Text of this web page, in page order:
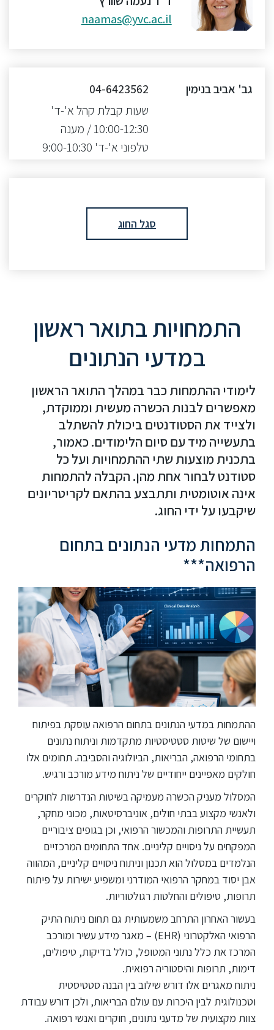
naamas@yvc.ac.il
גב' אביב בנימין
04-6423562
שעות קבלת קהל א'-ד'
10:00-12:30 / מענה
טלפוני א'-ד' 9:00-10:30
סגל החוג
התמחויות בתואר ראשון
במדעי הנתונים
לימודי ההתמחות כבר במהלך התואר הראשון
מאפשרים לבנות הכשרה מעשית וממוקדת,
ולצייד את הסטודנטים ביכולת להשתלב
בתעשייה מיד עם סיום הלימודים. כאמור,
בתכנית מוצעות שתי ההתמחויות ועל כל
סטודנט לבחור אחת מהן. הקבלה להתמחות
אינה אוטומטית ותתבצע בהתאם לקריטריונים
שיקבעו על ידי החוג.
התמחות מדעי הנתונים בתחום
הרפואה***
ההתמחות במדעי הנתונים בתחום הרפואה עוסקת בפיתוח
ויישום של שיטות סטטיסטיות מתקדמות וניתוח נתונים
בתחומי הרפואה, הבריאות, הביולוגיה והסביבה. תחומים אלו
חולקים מאפיינים ייחודיים של ניתוח מידע מורכב ורגיש.
המסלול מעניק הכשרה מעמיקה בשיטות הנדרשות לחוקרים
ולאנשי מקצוע בבתי חולים, אוניברסיטאות, מכוני מחקר,
תעשיית התרופות והמכשור הרפואי, וכן בגופים ציבוריים
המפקחים על ניסויים קליניים. אחד התחומים המרכזיים
הנלמדים במסלול הוא תכנון וניתוח ניסויים קליניים, המהווה
אבן יסוד במחקר הרפואי המודרני ומשפיע ישירות על פיתוח
תרופות, טיפולים והחלטות רגולטוריות.
בעשור האחרון התרחב משמעותית גם תחום ניתוח התיק
הרפואי האלקטרוני (EHR) – מאגר מידע עשיר ומורכב
המרכז את כלל נתוני המטופל, כולל בדיקות, טיפולים,
דימות, תרופות והיסטוריה רפואית.
ניתוח מאגרים אלו דורש שילוב בין הבנה סטטיסטית
וטכנולוגית לבין היכרות עם עולם הבריאות, ולכן דורש עבודת
צוות מקצועית של מדעני נתונים, חוקרים ואנשי רפואה.